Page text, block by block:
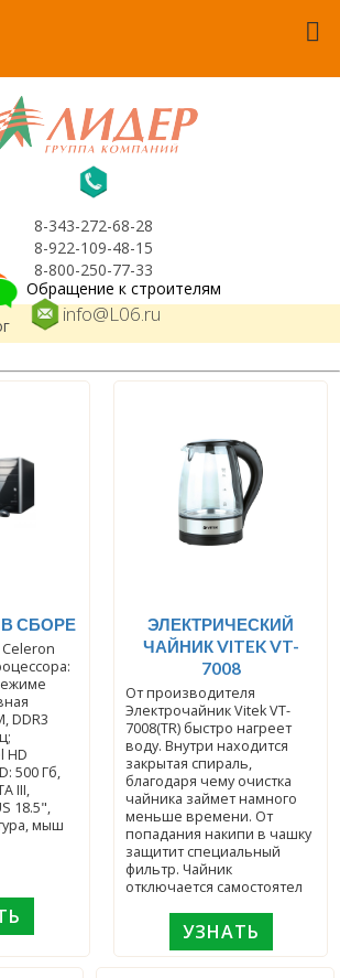
8-343-272-68-28
8-922-109-48-15
8-800-250-77-33
info@L06.ru
Обращение к строителям
СБОРЕ
DDR3
HD
500 Гб,
III,
18.5",
мыш
ЭЛЕКТРИЧЕСКИЙ
ЧАЙНИК VITEK VT-
7008
От производителя
Электрочайник Vitek VT-
7008(TR) быстро нагреет
воду. Внутри находится
закрытая спираль,
благодаря чему очистка
чайника займет намного
меньше времени. От
попадания накипи в чашку
защитит специальный
фильтр. Чайник
отключается самостоятел
УЗНАТЬ